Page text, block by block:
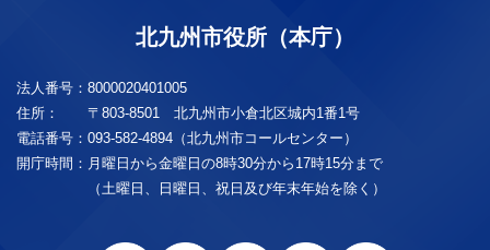
北九州市役所（本庁）
法人番号： 8000020401005
住所：
〒803-8501 北九州市小倉北区城内1番1号
電話番号： 093-582-4894（北九州市コールセンター）
開庁時間： 月曜日から金曜日の8時30分から17時15分まで
（土曜日、日曜日、祝日及び年末年始を除く）